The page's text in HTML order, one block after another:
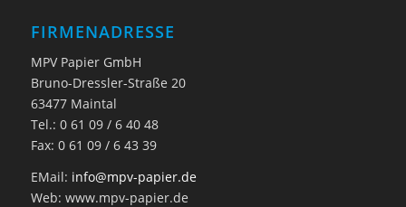
FIRMENADRESSE
MPV Papier GmbH
Bruno-Dressler-Straße 20
63477 Maintal
Tel.: 0 61 09 / 6 40 48
Fax: 0 61 09 / 6 43 39
EMail: info@mpv-papier.de
Web: www.mpv-papier.de